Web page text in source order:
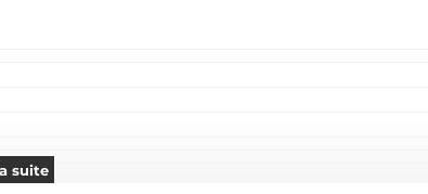
suite